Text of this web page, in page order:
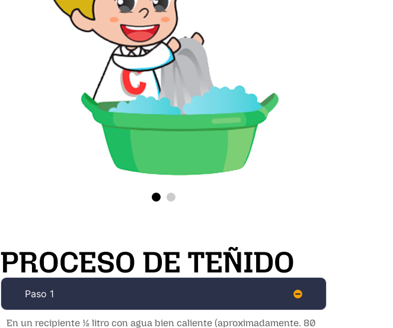
PROCESO DE TEÑIDO
Paso 1
En un recipiente ½ litro con agua bien caliente (aproximadamente. 80